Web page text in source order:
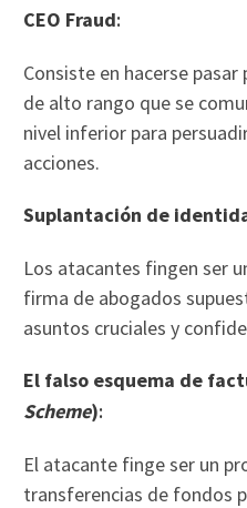
CEO Fraud:
Consiste en hacerse
de alto rango que se
nivel inferior para
acciones.
Suplantación de
Los atacantes fingen ser
firma de abogados
asuntos cruciales y
El falso esquema de
Scheme):
El atacante finge ser un
transferencias de fondos